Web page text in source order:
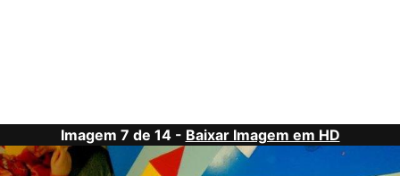
Imagem 7 de 14 - Baixar Imagem em HD